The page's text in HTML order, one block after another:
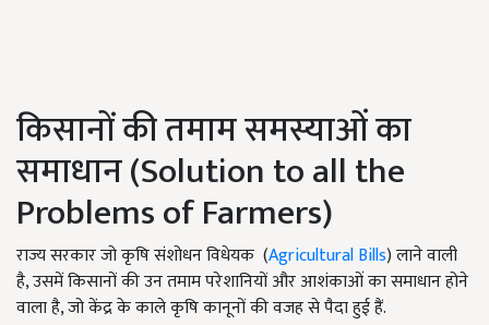
किसानों की तमाम समस्याओं का
समाधान (Solution to all the
Problems of Farmers)
राज्य सरकार जो कृषि संशोधन विधेयक (Agricultural Bills) लाने वाली
है, उसमें किसानों की उन तमाम परेशानियों और आशंकाओं का समाधान होने
वाला है, जो केंद्र के काले कृषि कानूनों की वजह से पैदा हुई हैं.